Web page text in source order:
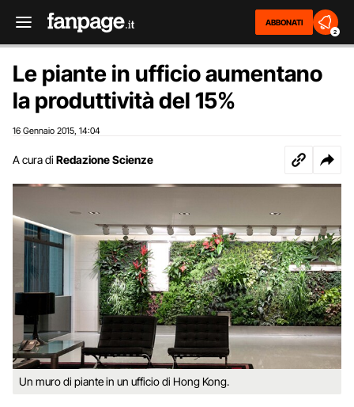
ABBONATI
2
Le piante in ufficio aumentano
la produttività del 15%
16 Gennaio 2015 14:04
A cura di Redazione Scienze
Un muro di piante in un ufficio di Hong Kong.